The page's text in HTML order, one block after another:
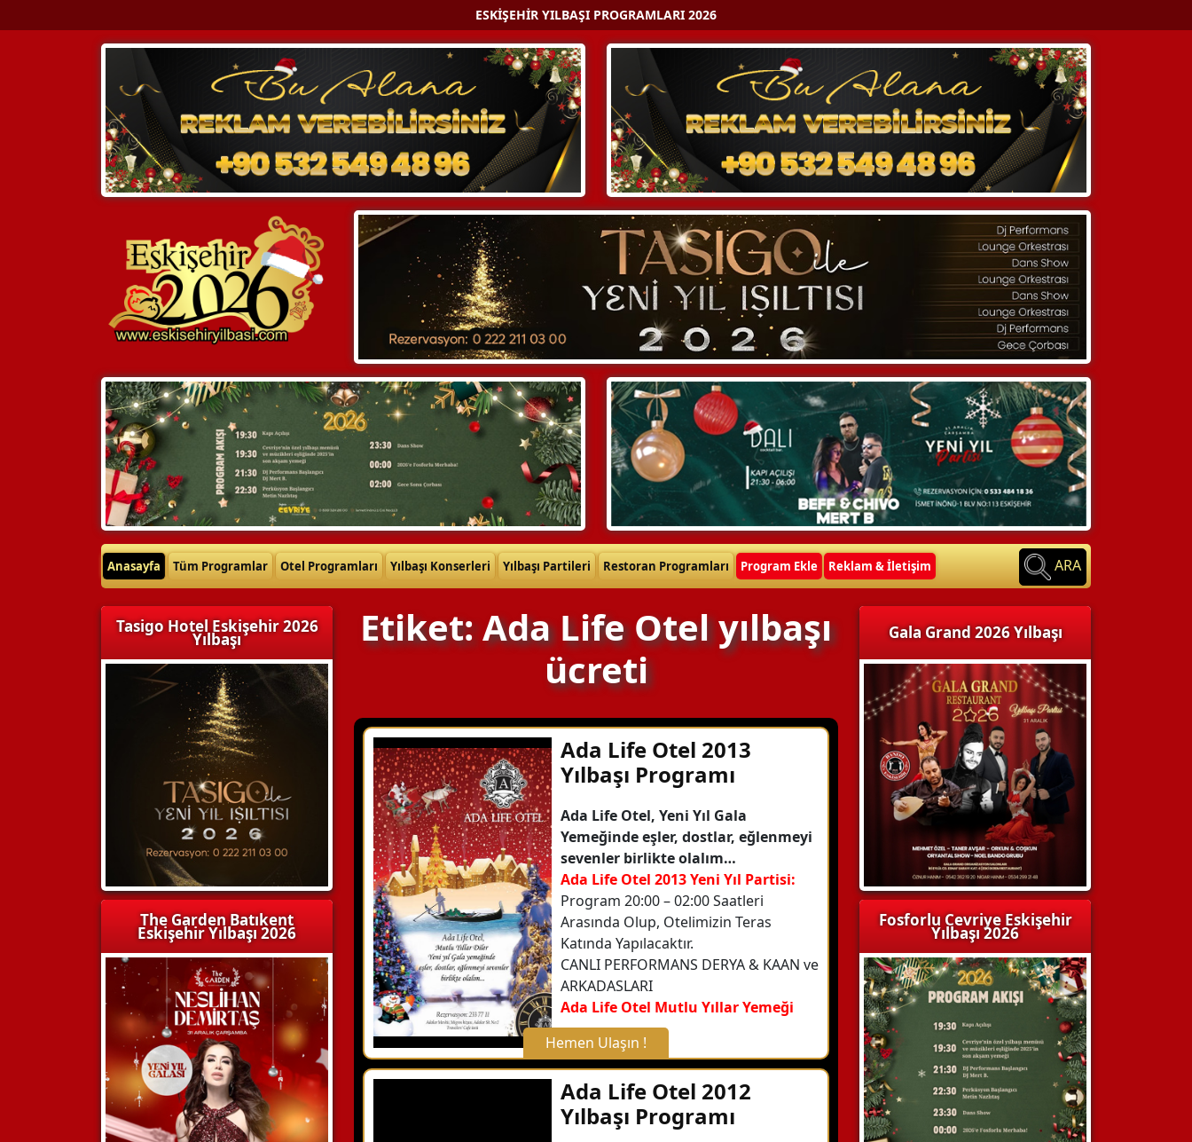
ESKIŞEHIR YILBAŞI PROGRAMLARI 2026
Anasayfa Tüm Programlar Otel Programları Yılbaşı Konserleri Yılbaşı Partileri Restoran Programları Program Ekle Reklam & İletişim ARA
Tasigo Hotel Eskişehir 2026
Yılbaşı
The Garden Batıkent
Eskişehir Yılbaşı 2026
Etiket: Ada Life Otel yılbaşı
ücreti
Ada Life Otel 2013
Yılbaşı Programı
Ada Life Otel, Yeni Yıl Gala
Yemeğinde eşler, dostlar, eğlenmeyi
sevenler birlikte olalım…
Ada Life Otel 2013 Yeni Yıl Partisi:
Program 20:00 – 02:00 Saatleri
Arasında Olup, Otelimizin Teras
Katında Yapılacaktır.
CANLI PERFORMANS DERYA & KAAN ve
ARKADASLARI
Ada Life Otel Mutlu Yıllar Yemeği
Hemen Ulaşın !
X Kapat
Ada Life Otel 2012
Yılbaşı Programı
Gala Grand 2026 Yılbaşı
Fosforlu Cevriye Eskişehir
Yılbaşı 2026